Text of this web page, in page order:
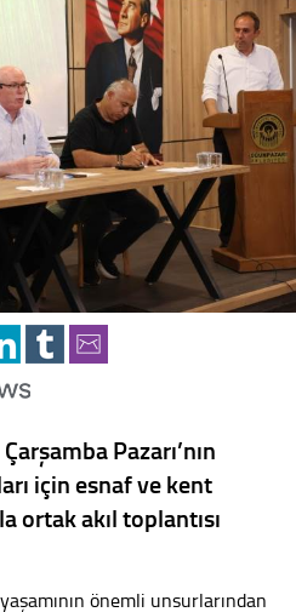
Pazarı’nın
için esnaf ve kent
ortak akıl toplantısı
önemli unsurlarından